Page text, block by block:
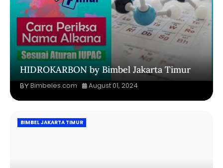
HIDROKARBON by Bimbel Jakarta Timur
Bimbeles.com August 01, 2024
BIMBEL JAKARTA TIMUR